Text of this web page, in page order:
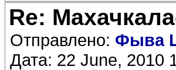
Re:
Отправлено: Фыва
Дата: 22 June, 2010